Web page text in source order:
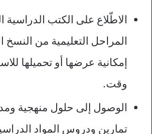
الاطّلاع على الكتب الدراسية
المراحل التعليمية من النسخ
إمكانية عرضها أو تحميلها
وقت.
الوصول إلى حلول منهجية
تمارين ودروس المواد